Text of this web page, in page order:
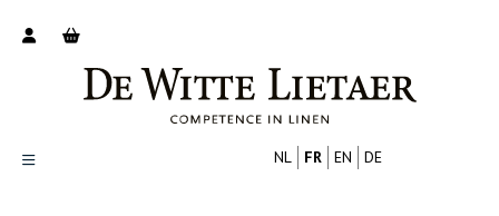
NL FR EN DE